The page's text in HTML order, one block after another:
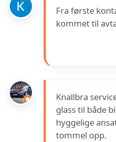
Fra første
kommet til
Knallbra
glass til både
hyggelige
tommel opp.